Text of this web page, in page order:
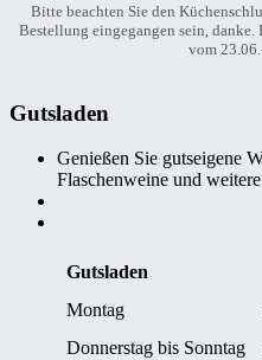
Bitte beachten Sie den
Bestellung eingegangen sein, danke.
vom
Gutsladen
Genießen Sie gutseigene
Flaschenweine und
Gutsladen
Montag
Donnerstag bis Sonntag